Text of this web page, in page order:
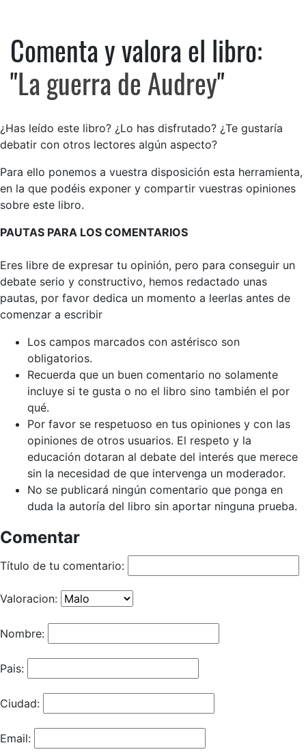
Comenta y valora el libro: La
Comenta y valora el libro:
"La guerra de Audrey"
¿Has leído este libro? ¿Lo has disfrutado? ¿Te gustaría
debatir con otros lectores algún aspecto?
Para ello ponemos a vuestra disposición esta herramienta,
en la que podéis exponer y compartir vuestras opiniones
sobre este libro.
PAUTAS PARA LOS COMENTARIOS
Eres libre de expresar tu opinión, pero para conseguir un
debate serio y constructivo, hemos redactado unas
pautas, por favor dedica un momento a leerlas antes de
comenzar a escribir
Los campos marcados con astérisco son
obligatorios.
Recuerda que un buen comentario no solamente
incluye si te gusta o no el libro sino también el por
qué.
Por favor se respetuoso en tus opiniones y con las
opiniones de otros usuarios. El respeto y la
educación dotaran al debate del interés que merece
sin la necesidad de que intervenga un moderador.
No se publicará ningún comentario que ponga en
duda la autoría del libro sin aportar ninguna prueba.
Comentar
Título de tu comentario:
Valoracion:
Nombre:
Pais:
Ciudad:
Email: